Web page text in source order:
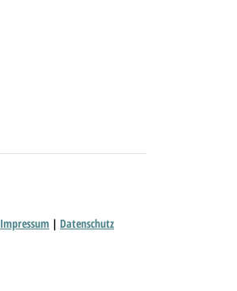
Impressum | Datenschutz